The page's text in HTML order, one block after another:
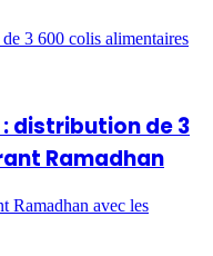
3 600 colis alimentaires
distribution de 3
Ramadhan
Ramadhan avec les